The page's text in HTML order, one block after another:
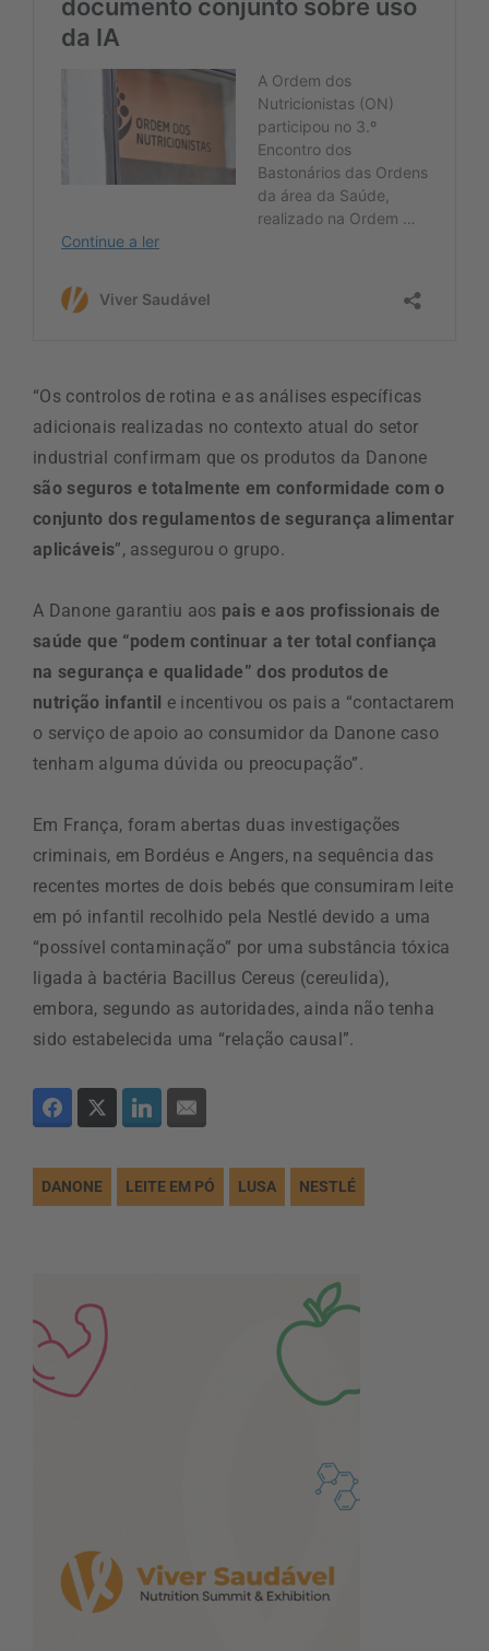
“Os controlos de rotina e as análises específicas
adicionais realizadas no contexto atual do setor
industrial confirmam que os produtos da Danone
são seguros e totalmente em conformidade com o
conjunto dos regulamentos de segurança alimentar
aplicáveis”, assegurou o grupo.
A Danone garantiu aos pais e aos profissionais de
saúde que “podem continuar a ter total confiança
na segurança e qualidade” dos produtos de
nutrição infantil e incentivou os pais a “contactarem
o serviço de apoio ao consumidor da Danone caso
tenham alguma dúvida ou preocupação”.
Em França, foram abertas duas investigações
criminais, em Bordéus e Angers, na sequência das
recentes mortes de dois bebés que consumiram leite
em pó infantil recolhido pela Nestlé devido a uma
“possível contaminação” por uma substância tóxica
ligada à bactéria Bacillus Cereus (cereulida),
embora, segundo as autoridades, ainda não tenha
sido estabelecida uma “relação causal”.
DANONE LEITE EM PÓ LUSA NESTLÉ